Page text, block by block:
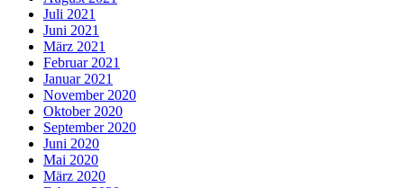
Juli 2021
Juni 2021
März 2021
Februar 2021
Januar 2021
November 2020
Oktober 2020
September 2020
Juni 2020
Mai 2020
März 2020